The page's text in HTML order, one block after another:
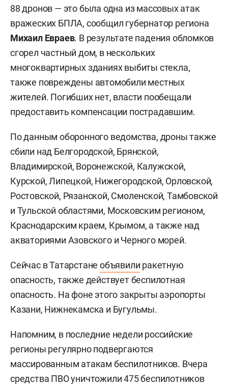
88 дронов — это была одна из массовых атак
вражеских БПЛА, сообщил губернатор региона
Михаил Евраев. В результате падения обломков
сгорел частный дом, в нескольких
многоквартирных зданиях выбиты стекла,
также повреждены автомобили местных
жителей. Погибших нет, власти пообещали
предоставить компенсации пострадавшим.
По данным оборонного ведомства, дроны также
сбили над Белгородской, Брянской,
Владимирской, Воронежской, Калужской,
Курской, Липецкой, Нижегородской, Орловской,
Ростовской, Рязанской, Смоленской, Тамбовской
и Тульской областями, Московским регионом,
Краснодарским краем, Крымом, а также над
акваториями Азовского и Черного морей.
Сейчас в Татарстанеобъявили ракетную
опасность, также действует беспилотная
опасность. На фоне этого закрыты аэропорты
Казани, Нижнекамска и Бугульмы.
Напомним, в последние недели российские
регионы регулярно подвергаются
массированным атакам беспилотников. Вчера
средства ПВО уничтожили 475 беспилотников